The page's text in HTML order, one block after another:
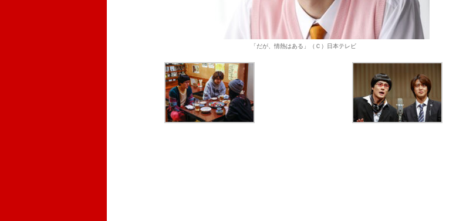
「だが、情熱はある」（Ｃ）日本テレビ